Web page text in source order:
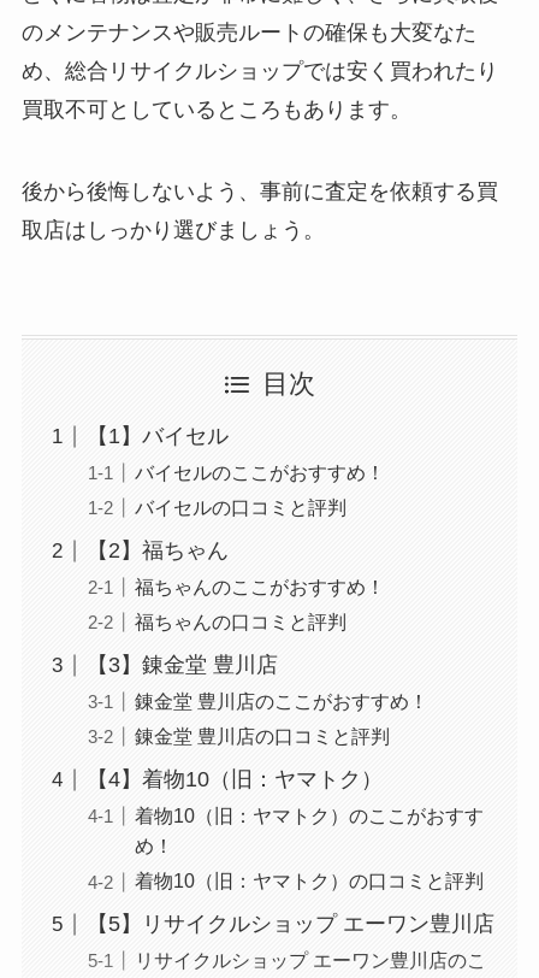
のメンテナンスや販売ルートの確保も大変なた
め、総合リサイクルショップでは安く買われたり
買取不可としているところもあります。
後から後悔しないよう、事前に査定を依頼する買
取店はしっかり選びましょう。
目次
【1】バイセル
バイセルのここがおすすめ！
バイセルの口コミと評判
【2】福ちゃん
福ちゃんのここがおすすめ！
福ちゃんの口コミと評判
【3】錬金堂 豊川店
錬金堂 豊川店のここがおすすめ！
錬金堂 豊川店の口コミと評判
【4】着物10（旧：ヤマトク）
着物10（旧：ヤマトク）のここがおすす
め！
着物10（旧：ヤマトク）の口コミと評判
【5】リサイクルショップ エーワン豊川店
リサイクルショップ エーワン豊川店のこ